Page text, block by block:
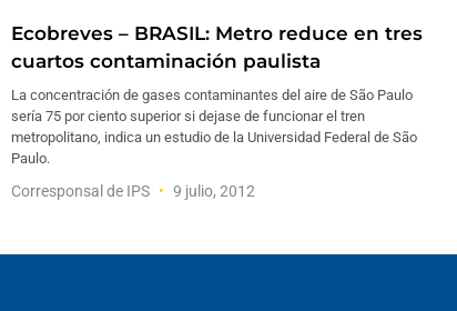
Ecobreves – BRASIL: Metro reduce en tres
cuartos contaminación paulista
La concentración de gases contaminantes del aire de São Paulo
sería 75 por ciento superior si dejase de funcionar el tren
metropolitano, indica un estudio de la Universidad Federal de São
Paulo.
Corresponsal de IPS 9 julio, 2012